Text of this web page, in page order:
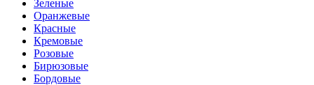
Зеленые
Оранжевые
Красные
Кремовые
Розовые
Бирюзовые
Бордовые